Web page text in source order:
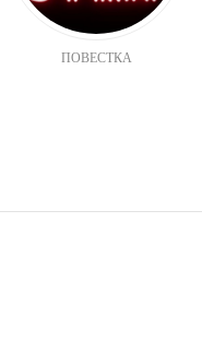
ПОВЕСТКА